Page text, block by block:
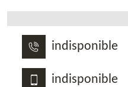
indisponible
indisponible